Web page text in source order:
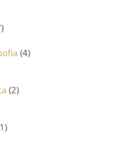
(4)
(2)